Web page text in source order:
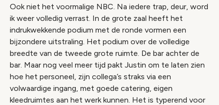
Ook niet het voormalige NBC. Na iedere trap, deur, word
ik weer volledig verrast. In de grote zaal heeft het
indrukwekkende podium met de ronde vormen een
bijzondere uitstraling. Het podium over de volledige
breedte van de tweede grote ruimte. De bar achter de
bar. Maar nog veel meer tijd pakt Justin om te laten zien
hoe het personeel, zijn collega’s straks via een
volwaardige ingang, met goede catering, eigen
kleedruimtes aan het werk kunnen. Het is typerend voor